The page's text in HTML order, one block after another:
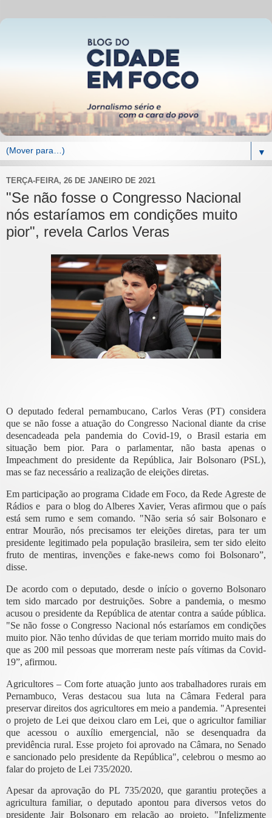
▼
TERÇA-FEIRA, 26 DE JANEIRO DE 2021
"Se não fosse o Congresso Nacional
nós estaríamos em condições muito
pior", revela Carlos Veras
O deputado federal pernambucano, Carlos Veras (PT) considera
que se não fosse a atuação do Congresso Nacional diante da crise
desencadeada pela pandemia do Covid-19, o Brasil estaria em
situação bem pior. Para o parlamentar, não basta apenas o
Impeachment do presidente da República, Jair Bolsonaro (PSL),
mas se faz necessário a realização de eleições diretas.
Em participação ao programa Cidade em Foco, da Rede Agreste de
Rádios e para o blog do Alberes Xavier, Veras afirmou que o país
está sem rumo e sem comando. "Não seria só sair Bolsonaro e
entrar Mourão, nós precisamos ter eleições diretas, para ter um
presidente legitimado pela população brasileira, sem ter sido eleito
fruto de mentiras, invenções e fake-news como foi Bolsonaro”,
disse.
De acordo com o deputado, desde o início o governo Bolsonaro
tem sido marcado por destruições. Sobre a pandemia, o mesmo
acusou o presidente da República de atentar contra a saúde pública.
"Se não fosse o Congresso Nacional nós estaríamos em condições
muito pior. Não tenho dúvidas de que teriam morrido muito mais do
que as 200 mil pessoas que morreram neste país vítimas da Covid-
19”, afirmou.
Agricultores – Com forte atuação junto aos trabalhadores rurais em
Pernambuco, Veras destacou sua luta na Câmara Federal para
preservar direitos dos agricultores em meio a pandemia. "Apresentei
o projeto de Lei que deixou claro em Lei, que o agricultor familiar
que acessou o auxílio emergencial, não se desenquadra da
previdência rural. Esse projeto foi aprovado na Câmara, no Senado
e sancionado pelo presidente da República", celebrou o mesmo ao
falar do projeto de Lei 735/2020.
Apesar da aprovação do PL 735/2020, que garantiu proteções a
agricultura familiar, o deputado apontou para diversos vetos do
presidente Jair Bolsonaro em relação ao projeto. "Infelizmente